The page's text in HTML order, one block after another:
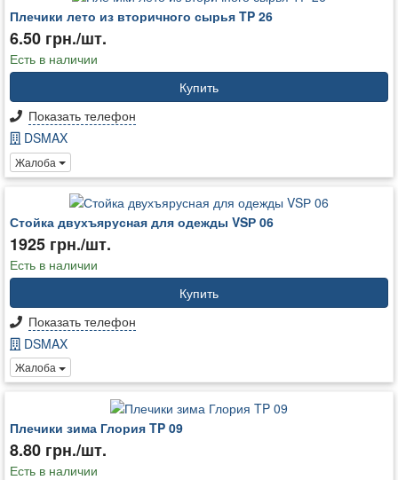
Плечики лето из вторичного сырья TP 26
6.50 грн./шт.
Есть в наличии
Купить
Показать телефон
DSMAX
Жалоба
Стойка двухъярусная для одежды VSР 06
1925 грн./шт.
Есть в наличии
Купить
Показать телефон
DSMAX
Жалоба
Плечики зима Глория TP 09
8.80 грн./шт.
Есть в наличии